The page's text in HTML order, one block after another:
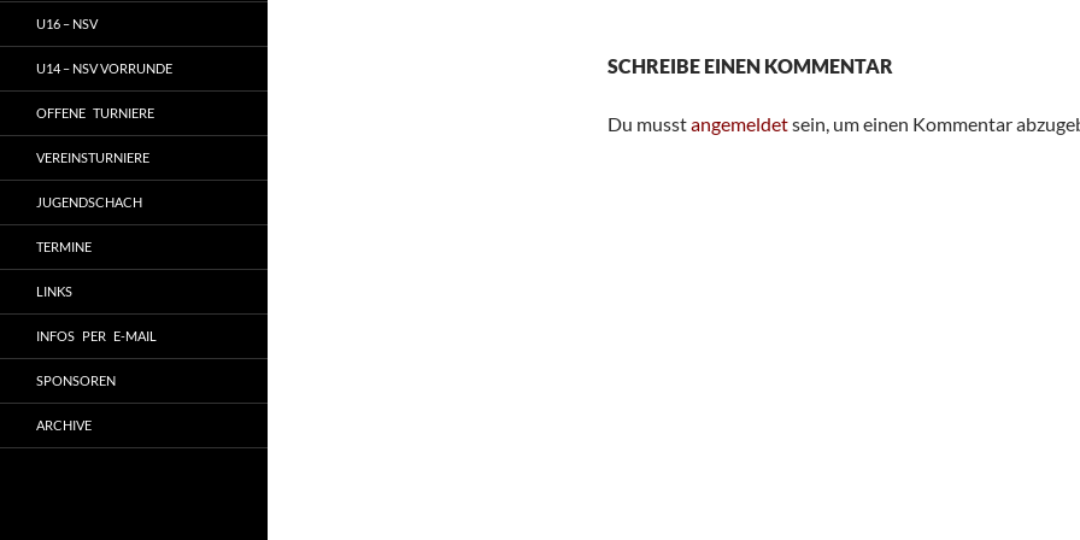
SCHREIBE EINEN KOMMENTAR
Du musstangemeldetsein, um einen Kommentar
U16 – NSV
U14 – NSV VORRUNDE
OFFENE TURNIERE
VEREINSTURNIERE
JUGENDSCHACH
TERMINE
LINKS
INFOS PER E-MAIL
SPONSOREN
ARCHIVE